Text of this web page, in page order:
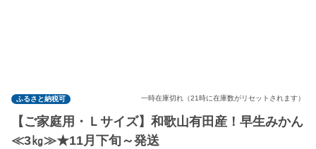
ふるさと納税可 一時在庫切れ（21時に在庫数がリセットされます）
【ご家庭用・Ｌサイズ】和歌山有田産！早生みかん
≪3㎏≫★11月下旬～発送